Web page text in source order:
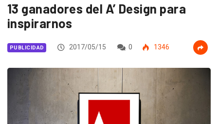
13 ganadores del A’ Design para
inspirarnos
PUBLICIDAD 2017/05/15 0 1346